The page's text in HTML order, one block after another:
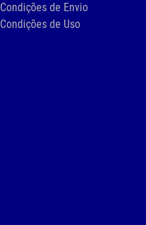
Condições de Envio
Condições de Uso